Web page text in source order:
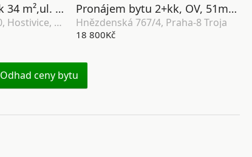
Pronájem bytu 2+kk 34 m²,ul. Husovo náměstí 10, Hostivice, Středočeský kraj
ul. Husovo náměstí 10, Hostivice, Středočeský kraj
Pronájem bytu 2+kk, OV, 51m2,Hnězdenská 767/2a, Praha-8 Troja
Hnězdenská 767/4, Praha-8 Troja
18 800Kč
Odhad ceny bytu